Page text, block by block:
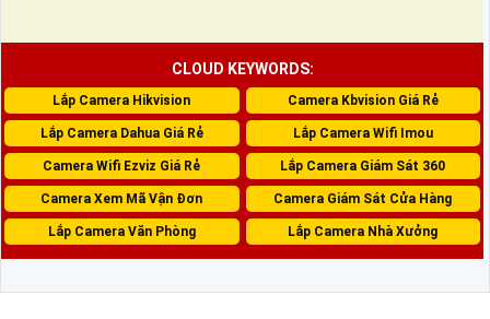
CLOUD KEYWORDS:
Lắp Camera Hikvision Camera Kbvision Giá Rẻ
Lắp Camera Dahua Giá Rẻ Lắp Camera Wifi Imou
Camera Wifi Ezviz Giá Rẻ Lắp Camera Giám Sát 360
Camera Xem Mã Vận Đơn Camera Giám Sát Cửa Hàng
Lắp Camera Văn Phòng Lắp Camera Nhà Xưởng